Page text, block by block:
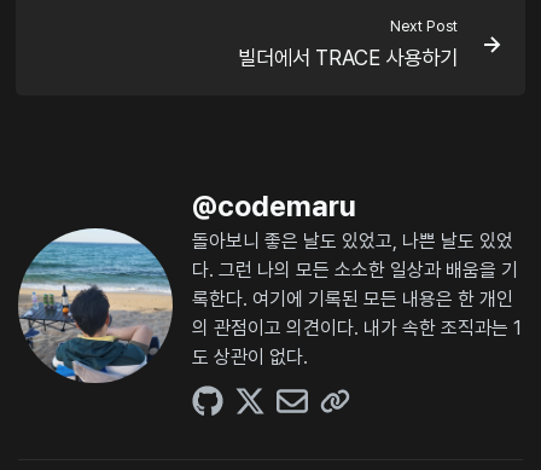
Next Post
빌더에서 TRACE 사용하기
@codemaru
돌아보니 좋은 날도 있었고, 나쁜 날도 있었
다. 그런 나의 모든 소소한 일상과 배움을 기
록한다. 여기에 기록된 모든 내용은 한 개인
의 관점이고 의견이다. 내가 속한 조직과는 1
도 상관이 없다.